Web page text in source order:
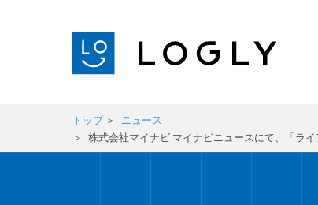
トップ
ニュース
株式会社マイナビ マイナビニュースにて、「ラ